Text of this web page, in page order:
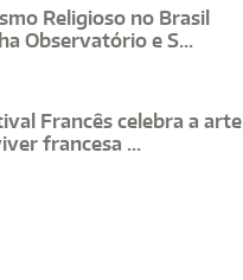
Religioso no Brasil
Observatório e S...
Francês celebra a arte
francesa ...